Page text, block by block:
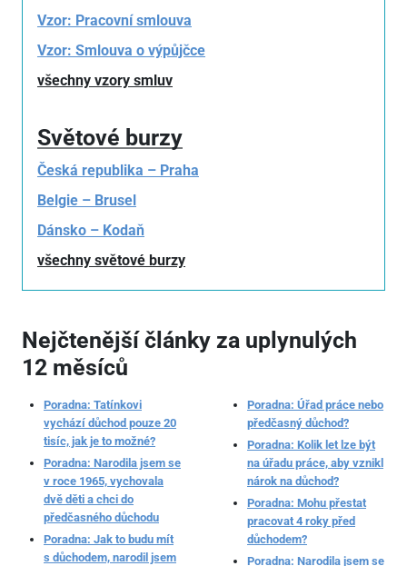
Vzor: Pracovní smlouva
Vzor: Smlouva o výpůjčce
všechny vzory smluv
Světové burzy
Česká republika – Praha
Belgie – Brusel
Dánsko – Kodaň
všechny světové burzy
Nejčtenější články za uplynulých
12 měsíců
Poradna: Tatínkovi
vychází důchod pouze 20
tisíc, jak je to možné?
Poradna: Narodila jsem se
v roce 1965, vychovala
dvě děti a chci do
předčasného důchodu
Poradna: Jak to budu mít
s důchodem, narodil jsem
Poradna: Úřad práce nebo
předčasný důchod?
Poradna: Kolik let lze být
na úřadu práce, aby vznikl
nárok na důchod?
Poradna: Mohu přestat
pracovat 4 roky před
důchodem?
Poradna: Narodila jsem se